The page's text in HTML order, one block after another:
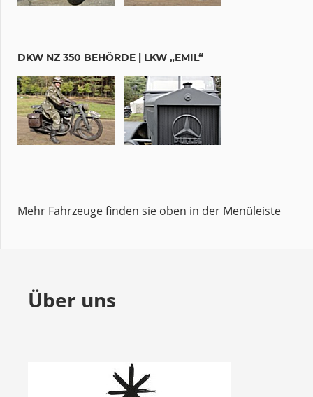
DKW NZ 350 BEHÖRDE | LKW „EMIL“
Mehr Fahrzeuge finden sie oben in der Menüleiste
Über uns